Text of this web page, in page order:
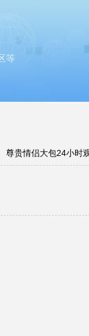
等
尊贵情侣大包24小时